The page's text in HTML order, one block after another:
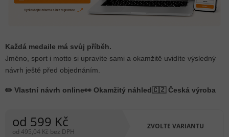
od 599 Kč
od 495,04 Kč bez DPH
ZVOLTE VARIANTU
Každá medaile má svůj příběh.
Jméno, sport i motto si upravíte sami a okamžitě uvidíte výsledný
návrh ještě před objednáním.
✏️ Vlastní návrh online👀 Okamžitý náhled 🇨🇿 Česká výroba